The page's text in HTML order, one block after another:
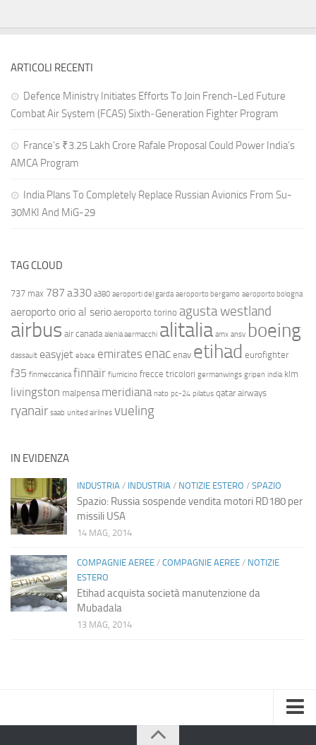
ARTICOLI RECENTI
Defence Ministry Initiates Efforts To Join French-Led Future
Combat Air System (FCAS) Sixth‑Generation Fighter Program
France’s ₹3.25 Lakh Crore Rafale Proposal Could Power India’s
AMCA Program
India Plans To Completely Replace Russian Avionics From Su-
30MKI And MiG-29
TAG CLOUD
737 max 787 a330 a380 aeroporti del garda aeroporto bergamo aeroporto bologna
aeroporto orio al serio aeroporto torino agusta westland
airbus air canada alenia aermacchi alitalia amx ansv boeing
dassault easyjet ebace emirates enac enav etihad eurofighter
f35 finmeccanica finnair fiumicino frecce tricolori germanwings gripen india klm
livingston malpensa meridiana nato pc-24 pilatus qatar airways
ryanair saab united airlines vueling
IN EVIDENZA
INDUSTRIA / INDUSTRIA / NOTIZIE ESTERO / SPAZIO
Spazio: Russia sospende vendita motori RD180 per
missili USA
14 MAG, 2014
COMPAGNIE AEREE / COMPAGNIE AEREE / NOTIZIE
ESTERO
Etihad acquista società manutenzione da
Mubadala
13 MAG, 2014